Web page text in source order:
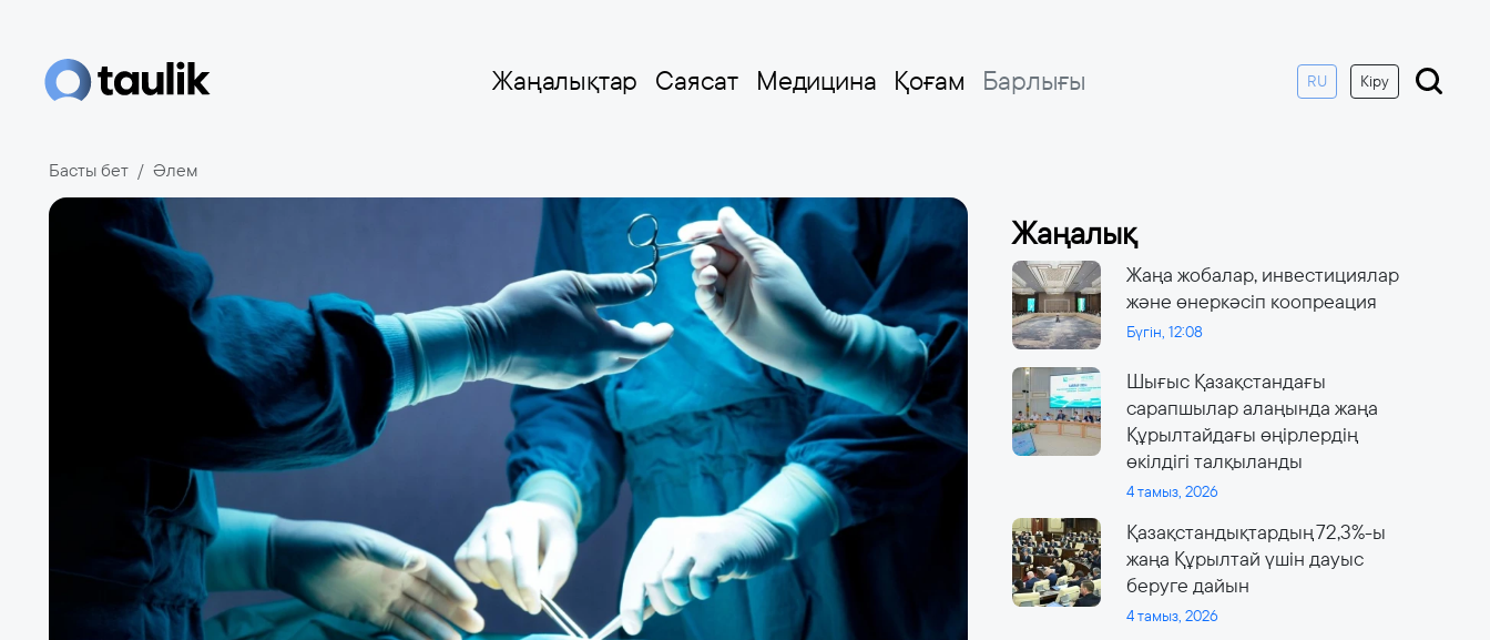
Жаңалықтар Саясат Медицина Қоғам Барлығы RU Кіру
Басты бет Әлем
Жаңалық
Жаңа жобалар, инвестициялар
және өнеркәсіп коопреация
Бүгін, 12:08
Шығыс Қазақстандағы
сарапшылар алаңында жаңа
Құрылтайдағы өңірлердің
өкілдігі талқыланды
4 тамыз, 2026
Қазақстандықтардың 72,3%-ы
жаңа Құрылтай үшін дауыс
беруге дайын
4 тамыз, 2026